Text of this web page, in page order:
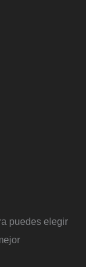
puedes elegir